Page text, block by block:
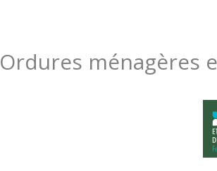
Ordures ménagères